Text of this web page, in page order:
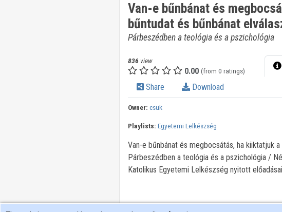
Van-e bűnbánat és
bűntudat és bűnbánat
Párbeszédben a teológia és a pszichológia
836 view
0.00 (from 0 ratings)
Share Download
Owner: csuk
Playlists: Egyetemi Lelkészség
Van-e bűnbánat és megbocsátás, ha kiiktatjuk
Párbeszédben a teológia és a pszichológia /
Katolikus Egyetemi Lelkészség nyitott előadásai